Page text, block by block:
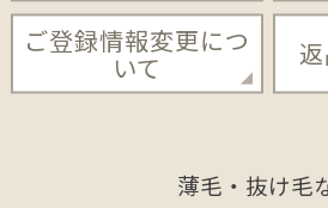
ご登録情報変更につ
いて
薄毛・抜け毛